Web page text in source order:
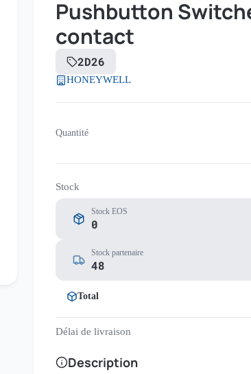
Pushbutton
contact
2D26
HONEYWELL
Quantité
Stock
Stock EOS
0
Stock partenaire
48
Total
Délai de livraison
Description